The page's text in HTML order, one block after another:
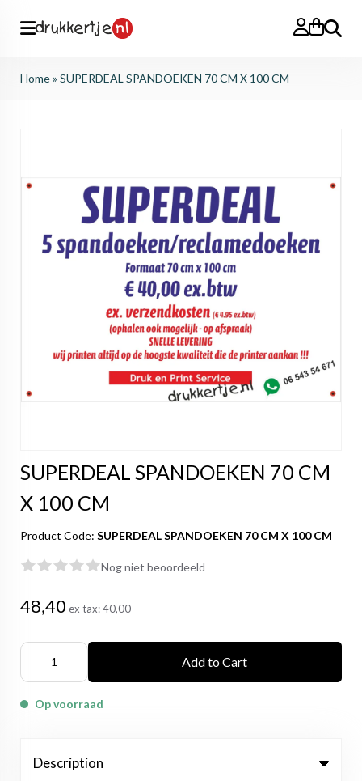
Search
Home» SUPERDEAL SPANDOEKEN 70 CM X 100 CM
SUPERDEAL SPANDOEKEN 70 CM
X 100 CM
Product Code: SUPERDEAL SPANDOEKEN 70 CM X 100 CM
Nog niet beoordeeld
48,40 ex tax:40,00
Add to Cart
Op voorraad
Description